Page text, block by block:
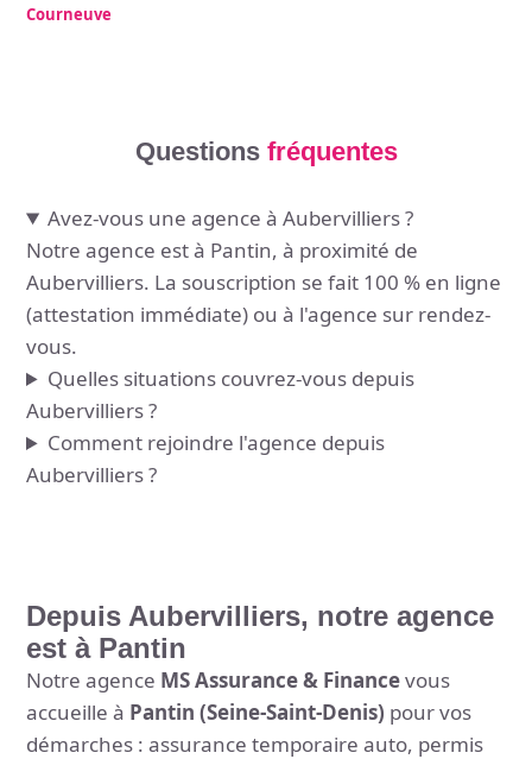
Courneuve
Questions fréquentes
Avez-vous une agence à Aubervilliers ?
Notre agence est à Pantin, à proximité de
Aubervilliers. La souscription se fait 100 % en ligne
(attestation immédiate) ou à l'agence sur rendez-
vous.
Quelles situations couvrez-vous depuis
Aubervilliers ?
Comment rejoindre l'agence depuis
Aubervilliers ?
Depuis Aubervilliers, notre agence
est à Pantin
Notre agence MS Assurance & Financevous
accueille à Pantin (Seine-Saint-Denis) pour vos
démarches : assurance temporaire auto, permis